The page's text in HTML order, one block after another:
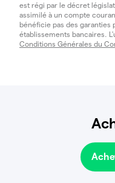
est régi par le décret
assimilé à un compte
bénéficie pas des garanties
établissements bancaires.
Conditions Générales du